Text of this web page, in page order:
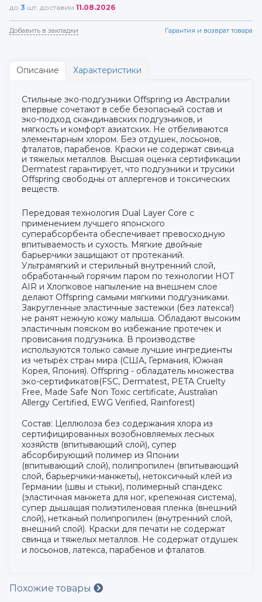
до 3 шт. доставим 11.08.2026
Добавить в закладки Гарантия и возврат товара
Описание Характеристики
Стильные эко-подгузники Offspring из Австралии
впервые сочетают в себе безопасный состав и
эко-подход скандинавских подгузников, и
мягкость и комфорт азиатских. Не отбеливаются
элементарным хлором. Без отдушек, лосьонов,
фталатов, парабенов. Краски не содержат свинца
и тяжелых металлов. Высшая оценка сертификации
Dermatest гарантирует, что подгузники и трусики
Offspring свободны от аллергенов и токсических
веществ.
Передовая технология Dual Layer Core с
применением лучшего японского
суперабсорбента обеспечивает превосходную
впитываемость и сухость. Мягкие двойные
барьерчики защищают от протеканий.
Ультрамягкий и стерильный внутренний слой,
обработанный горячим паром по технологии HOT
AIR и Хлопковое напыление на внешнем слое
делают Offspring самыми мягкими подгузниками.
Закругленные эластичные застежки (без латекса!)
не ранят нежную кожу малыша. Обладают высоким
эластичным пояском во избежание протечек и
провисания подгузника. В производстве
используются только самые лучшие ингредиенты
из четырёх стран мира (США, Германия, Южная
Корея, Япония). Offspring - обладатель множества
эко-сертификатов(FSC, Dermatest, PETA Сruelty
Free, Made Safe Non Toxic certificate, Australian
Allergy Certified, EWG Verified, Rainforest)
Состав: Целлюлоза без содержания хлора из
сертифицированных возобновляемых лесных
хозяйств (впитывающий слой), супер
абсорбирующий полимер из Японии
(впитывающий слой), полипропилен (впитывающий
слой, барьерчики-манжеты), нетоксичный клей из
Германии (швы и стыки), полимерный спандекс
(эластичная манжета для ног, крепежная система),
супер дышащая полиэтиленовая пленка (внешний
слой), нетканый полипропилен (внутренний слой,
внешний слой). Краски для печати не содержат
свинца и тяжелых металлов. Не содержат отдушек
и лосьонов, латекса, парабенов и фталатов.
Похожие товары